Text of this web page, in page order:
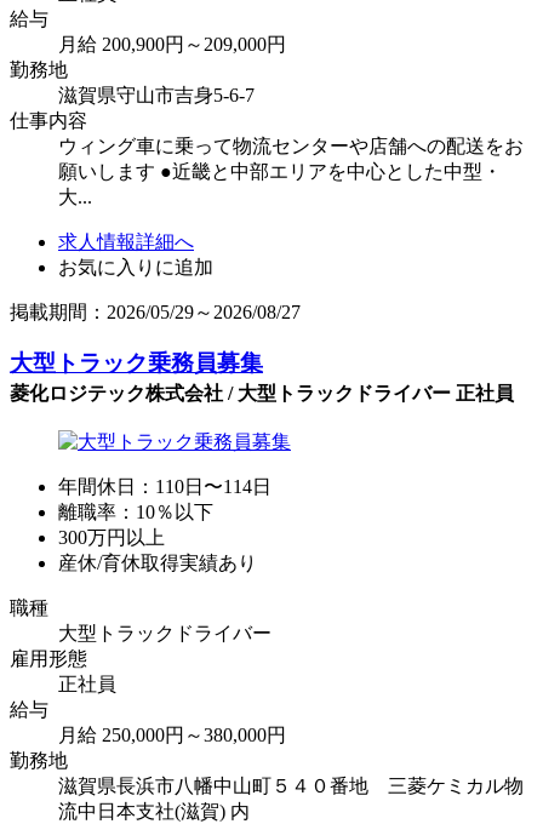
給与
月給 200,900円～209,000円
勤務地
滋賀県守山市吉身5-6-7
仕事内容
ウィング車に乗って物流センターや店舗への配送をお
願いします ●近畿と中部エリアを中心とした中型・
大...
求人情報詳細へ
お気に入りに追加
掲載期間：2026/05/29～2026/08/27
大型トラック乗務員募集
菱化ロジテック株式会社 / 大型トラックドライバー 正社員
年間休日：110日〜114日
離職率：10％以下
300万円以上
産休/育休取得実績あり
職種
大型トラックドライバー
雇用形態
正社員
給与
月給 250,000円～380,000円
勤務地
滋賀県長浜市八幡中山町５４０番地 三菱ケミカル物
流中日本支社(滋賀) 内